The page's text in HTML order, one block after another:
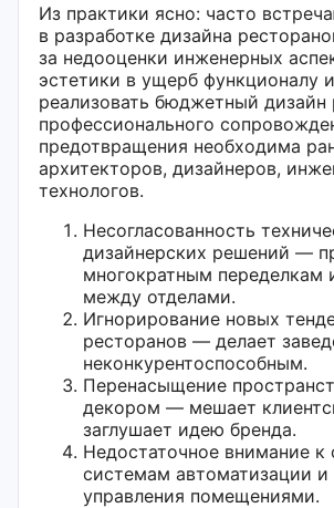
Из практики ясно: часто
в разработке дизайна
за недооценки инженерных
эстетики в ущерб функционалу
реализовать бюджетный дизайн
профессионального
предотвращения необходима
архитекторов, дизайнеров,
технологов.
Несогласованность
дизайнерских решений —
многократным переделкам
между отделами.
Игнорирование новых
ресторанов — делает
неконкурентоспособным.
Перенасыщение
декором — мешает
заглушает идею бренда.
Недостаточное внимание
системам автоматизации и
управления помещениями.